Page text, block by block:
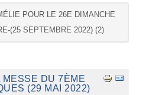
POUR LE 26E DIMANCHE
(25 SEPTEMBRE 2022) (2)
DU 7ÈME
(29 MAI 2022)